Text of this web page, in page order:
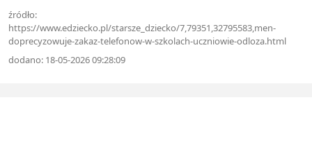
źródło:
https://www.edziecko.pl/starsze_dziecko/7,79351,32795583,men-
doprecyzowuje-zakaz-telefonow-w-szkolach-uczniowie-odloza.html
dodano: 18-05-2026 09:28:09